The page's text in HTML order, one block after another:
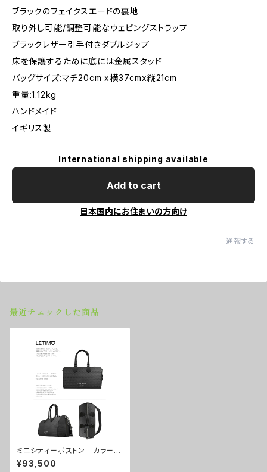
ブラックのフェイクスエードの裏地
取り外し可能/調整可能なウェビングストラップ
ブラックレザー引手付きダブルジップ
床を保護するために底には金属スタッド
バッグサイズ:マチ20cm x横37cmx縦21cm
重量:1.12kg
ハンドメイド
イギリス製
International shipping available
Add to cart
日本国内にお住まいの方向け
通報する
最近チェックした商品
ミニシティーボストン カラー/
メタリックミッドナイト ■配送
まで約１か月
¥93,500